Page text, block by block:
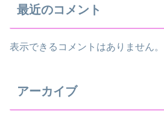
最近のコメント
表示できるコメントはありません。
アーカイブ